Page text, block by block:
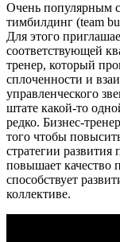
Очень популярным
тимбилдинг (team
Для этого
соответствующей
тренер, который
сплоченности и
управленческого
штате какой-то
редко. Бизнес-
того чтобы
стратегии развития
повышает качество
способствует
коллективе.